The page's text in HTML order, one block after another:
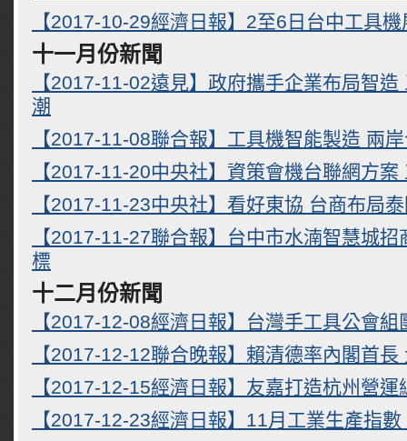
【2017-10-29經濟日報】2至6日台中工具
十一月份新聞
【2017-11-02遠見】政府攜手企業布局智
潮
【2017-11-08聯合報】工具機智能製造 兩
【2017-11-20中央社】資策會機台聯網方
【2017-11-23中央社】看好東協 台商布局
【2017-11-27聯合報】台中市水湳智慧城
標
十二月份新聞
【2017-12-08經濟日報】台灣手工具公會
【2017-12-12聯合晚報】賴清德率內閣首
【2017-12-15經濟日報】友嘉打造杭州營運
【2017-12-23經濟日報】11月工業生產指